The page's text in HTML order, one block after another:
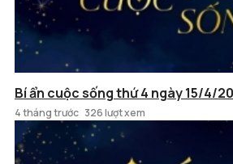
Bí ẩn cuộc sống thứ 4 ngày 15/4/
4 tháng trước 326 lượt xem